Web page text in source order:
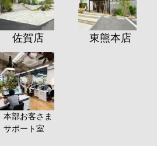
佐賀店 東熊本店
本部お客さま
サポート室